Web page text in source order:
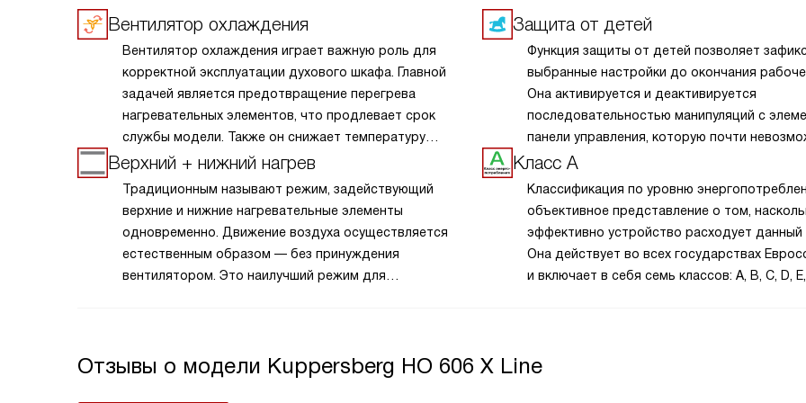
Вентилятор охлаждения
Вентилятор охлаждения играет важную роль для
корректной эксплуатации духового шкафа. Главной
задачей является предотвращение перегрева
нагревательных элементов, что продлевает срок
службы модели. Также он снижает температуру
стен камеры, дверцы и панели управления. Это
Верхний + нижний нагрев
Традиционным называют режим, задействующий
верхние и нижние нагревательные элементы
одновременно. Движение воздуха осуществляется
естественным образом — без принуждения
вентилятором. Это наилучший режим для
Защита от детей
Функция защиты от детей позволяет
выбранные настройки до окончания
Она активируется и деактивируется
последовательностью манипуляций с
панели управления, которую почти
повторить случайным образом. В некоторых
Класс А
Классификация по уровню
объективное представление о том,
эффективно устройство расходует данный
Она действует во всех государствах
и включает в себя семь классов: A, B, C, D, E,
на основе соответствующих параметров.
Отзывы о модели Kuppersberg HO 606 X Line